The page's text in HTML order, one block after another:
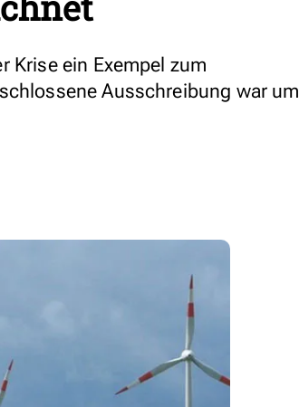
Krise ein Exempel zum
Ausschreibung war um